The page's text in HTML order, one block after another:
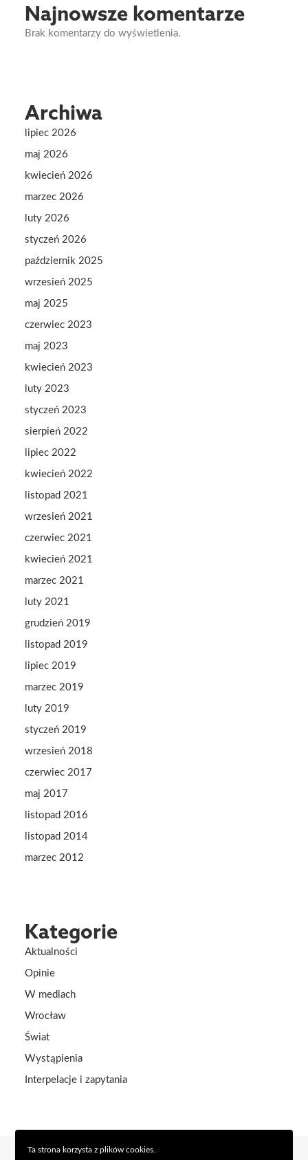
Najnowsze komentarze
Brak komentarzy do wyświetlenia.
Archiwa
lipiec 2026
maj 2026
kwiecień 2026
marzec 2026
luty 2026
styczeń 2026
październik 2025
wrzesień 2025
maj 2025
czerwiec 2023
maj 2023
kwiecień 2023
luty 2023
styczeń 2023
sierpień 2022
lipiec 2022
kwiecień 2022
listopad 2021
wrzesień 2021
czerwiec 2021
kwiecień 2021
marzec 2021
luty 2021
grudzień 2019
listopad 2019
lipiec 2019
marzec 2019
luty 2019
styczeń 2019
wrzesień 2018
czerwiec 2017
maj 2017
listopad 2016
listopad 2014
marzec 2012
Kategorie
Aktualności
Opinie
W mediach
Wrocław
Świat
Wystąpienia
Interpelacje i zapytania
Ta strona korzysta z plików cookies.